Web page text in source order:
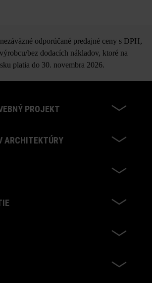
odporúčané predajné ceny s DPH,
bez dodacích nákladov, ktoré na
platia do 30. novembra 2026.
PROJEKT
ARCHITEKTÚRY